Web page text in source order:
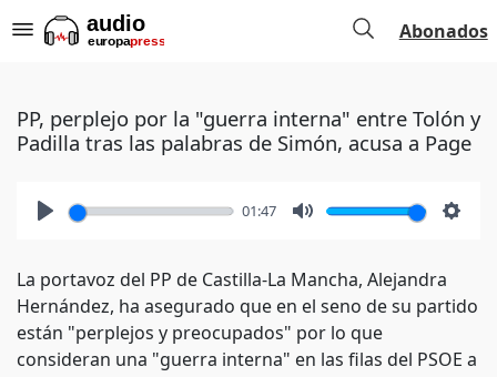
Abonados
PP, perplejo por la "guerra interna" entre Tolón y
Padilla tras las palabras de Simón, acusa a Page
01:47
La portavoz del PP de Castilla-La Mancha, Alejandra
Hernández, ha asegurado que en el seno de su partido
están "perplejos y preocupados" por lo que
consideran una "guerra interna" en las filas del PSOE a